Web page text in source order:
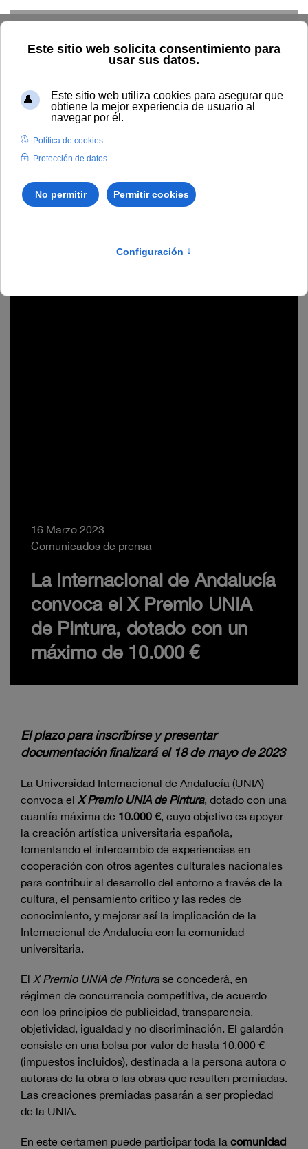
16 Marzo 2023
Comunicados de prensa
La Internacional de Andalucía
convoca el X Premio UNIA
de Pintura, dotado con un
máximo de 10.000 €
El plazo para inscribirse y presentar
documentación finalizará el 18 de mayo de 2023
La Universidad Internacional de Andalucía (UNIA)
convoca el X Premio UNIA de Pintura, dotado con una
cuantía máxima de 10.000 €, cuyo objetivo es apoyar
la creación artística universitaria española,
fomentando el intercambio de experiencias en
cooperación con otros agentes culturales nacionales
para contribuir al desarrollo del entorno a través de la
cultura, el pensamiento crítico y las redes de
conocimiento, y mejorar así la implicación de la
Internacional de Andalucía con la comunidad
universitaria.
El X Premio UNIA de Pintura se concederá, en
régimen de concurrencia competitiva, de acuerdo
con los principios de publicidad, transparencia,
objetividad, igualdad y no discriminación. El galardón
consiste en una bolsa por valor de hasta 10.000 €
(impuestos incluidos), destinada a la persona autora o
autoras de la obra o las obras que resulten premiadas.
Las creaciones premiadas pasarán a ser propiedad
de la UNIA.
En este certamen puede participar toda la comunidad